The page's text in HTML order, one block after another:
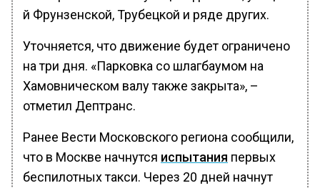
й Фрунзенской, Трубецкой и ряде других.
Уточняется, что движение будет ограничено
на три дня. «Парковка со шлагбаумом на
Хамовническом валу также закрыта», –
отметил Дептранс.
Ранее Вести Московского региона сообщили,
что в Москве начнутся испытания первых
беспилотных такси. Через 20 дней начнут